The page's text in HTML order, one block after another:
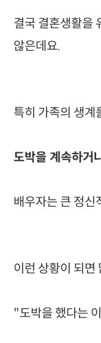
결국 결혼생활을
않은데요.
특히 가족의 생계
도박을 계속하거
배우자는 큰 정신
이런 상황이 되면
"도박을 했다는